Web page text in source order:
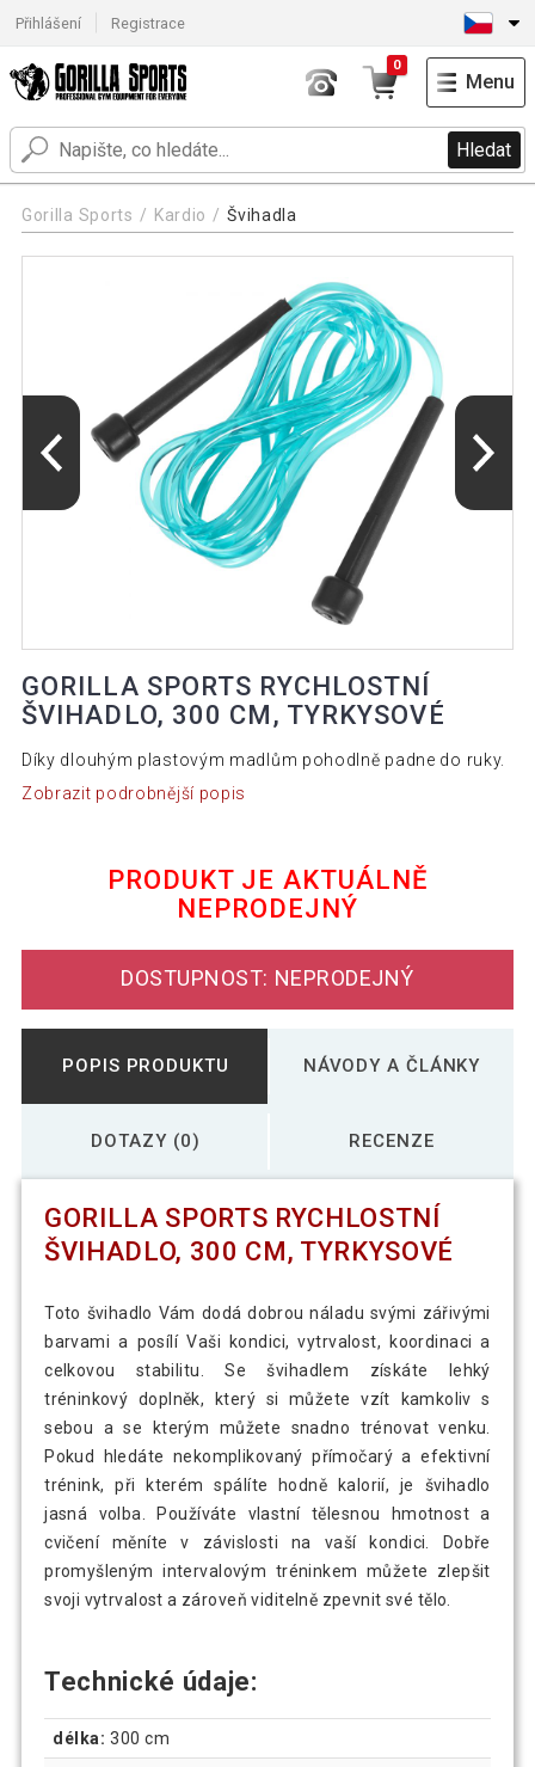
Přihlášení Registrace
Hledat
0
Menu
Gorilla Sports Kardio Švihadla
GORILLA SPORTS RYCHLOSTNÍ
ŠVIHADLO, 300 CM, TYRKYSOVÉ
Díky dlouhým plastovým madlům pohodlně padne do ruky.
Zobrazit podrobnější popis
PRODUKT JE AKTUÁLNĚ
NEPRODEJNÝ
DOSTUPNOST: NEPRODEJNÝ
POPIS PRODUKTU NÁVODY A ČLÁNKY
DOTAZY (0) RECENZE
GORILLA SPORTS RYCHLOSTNÍ
ŠVIHADLO, 300 CM, TYRKYSOVÉ
Toto švihadlo Vám dodá dobrou náladu svými zářivými
barvami a posílí Vaši kondici, vytrvalost, koordinaci a
celkovou stabilitu. Se švihadlem získáte lehký
tréninkový doplněk, který si můžete vzít kamkoliv s
sebou a se kterým můžete snadno trénovat venku.
Pokud hledáte nekomplikovaný přímočarý a efektivní
trénink, při kterém spálíte hodně kalorií, je švihadlo
jasná volba. Používáte vlastní tělesnou hmotnost a
cvičení měníte v závislosti na vaší kondici. Dobře
promyšleným intervalovým tréninkem můžete zlepšit
svoji vytrvalost a zároveň viditelně zpevnit své tělo.
Technické údaje:
délka: 300 cm